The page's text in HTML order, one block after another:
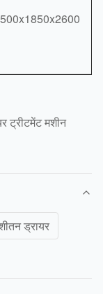
ट्रीटमेंट मशीन
ड्रायर